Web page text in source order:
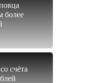
более
счёта